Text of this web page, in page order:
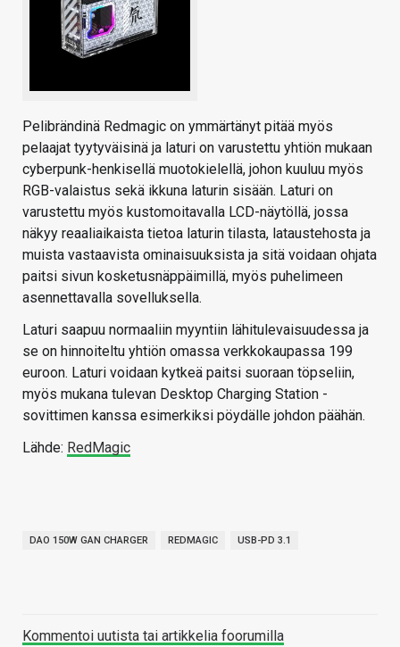
Pelibrändinä Redmagic on ymmärtänyt pitää myös
pelaajat tyytyväisinä ja laturi on varustettu yhtiön mukaan
cyberpunk-henkisellä muotokielellä, johon kuuluu myös
RGB-valaistus sekä ikkuna laturin sisään. Laturi on
varustettu myös kustomoitavalla LCD-näytöllä, jossa
näkyy reaaliaikaista tietoa laturin tilasta, lataustehosta ja
muista vastaavista ominaisuuksista ja sitä voidaan ohjata
paitsi sivun kosketusnäppäimillä, myös puhelimeen
asennettavalla sovelluksella.
Laturi saapuu normaaliin myyntiin lähitulevaisuudessa ja
se on hinnoiteltu yhtiön omassa verkkokaupassa 199
euroon. Laturi voidaan kytkeä paitsi suoraan töpseliin,
myös mukana tulevan Desktop Charging Station -
sovittimen kanssa esimerkiksi pöydälle johdon päähän.
Lähde: RedMagic
DAO 150W GAN CHARGER REDMAGIC USB-PD 3.1
Kommentoi uutista tai artikkelia foorumilla